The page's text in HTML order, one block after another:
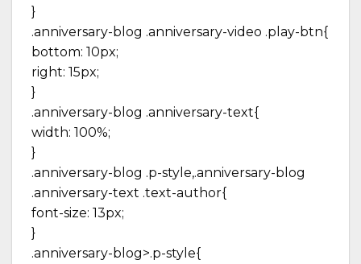
}
.anniversary-blog .anniversary-video .play-btn{
bottom: 10px;
right: 15px;
}
.anniversary-blog .anniversary-text{
width: 100%;
}
.anniversary-blog .p-style,.anniversary-blog
.anniversary-text .text-author{
font-size: 13px;
}
.anniversary-blog>.p-style{